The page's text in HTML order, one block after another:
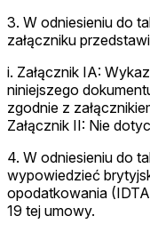
3. W odniesieniu do
załączniku
i. Załącznik IA:
niniejszego
zgodnie z
Załącznik II: Nie
4. W odniesieniu do
wypowiedzieć
opodatkowania
19 tej umowy.